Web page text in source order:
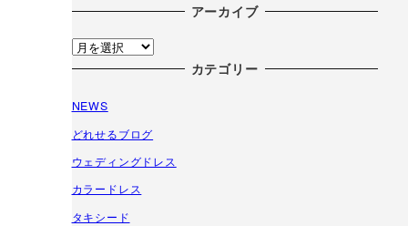
アーカイブ
ア
ー
イ
ブ
カテゴリー
NEWS
どれせるブログ
ウェディングドレス
カラードレス
タキシード